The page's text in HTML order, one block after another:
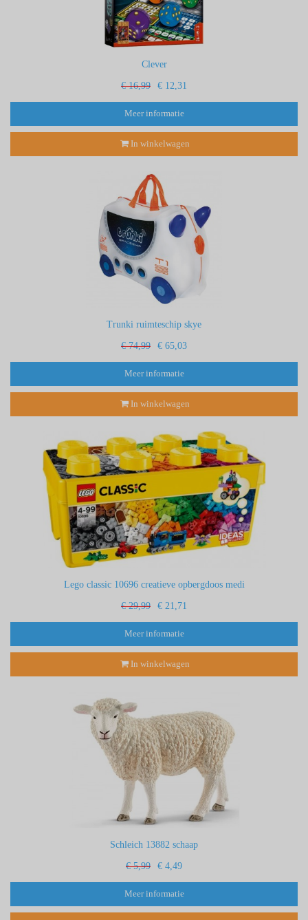
Clever
€ 16,99 € 12,31
Meer informatie
In winkelwagen
Trunki ruimteschip skye
€ 74,99 € 65,03
Meer informatie
In winkelwagen
Lego classic 10696 creatieve opbergdoos medi
€ 29,99 € 21,71
Meer informatie
In winkelwagen
Schleich 13882 schaap
€ 5,99 € 4,49
Meer informatie